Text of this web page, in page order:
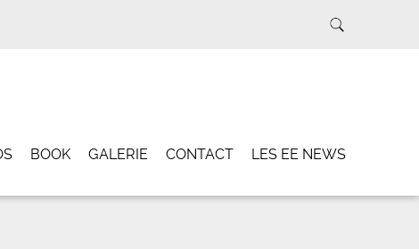
BOOK GALERIE CONTACT LES EE NEWS